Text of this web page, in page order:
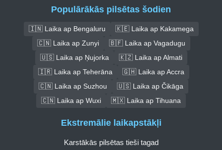
Populārākās pilsētas šodien
🇮🇳 Laika ap Bengaluru
🇰🇪 Laika ap Kakamega
🇨🇳 Laika ap Zunyi
🇧🇫 Laika ap Vagadugu
🇺🇸 Laika ap Ņujorka
🇰🇿 Laika ap Almati
🇮🇷 Laika ap Teherāna
🇬🇭 Laika ap Accra
🇨🇳 Laika ap Suzhou
🇺🇸 Laika ap Čikāga
🇨🇳 Laika ap Wuxi
🇲🇽 Laika ap Tihuana
Ekstremālie laikapstākļi
Karstākās pilsētas tieši tagad